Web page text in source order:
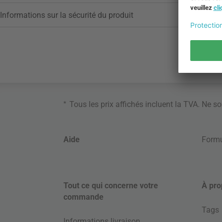
Informations sur la sécurité du produit
* Tous les prix affichés incluent la TVA. Ne
Aide
Tout ce qui concerne votre
commande
À
Tags